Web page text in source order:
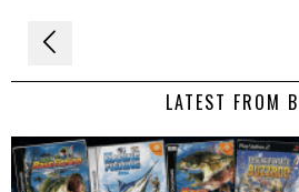
Navigation
de LATEST FROM